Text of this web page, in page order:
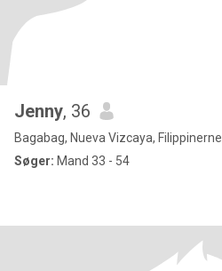
Jenny, 36
Bagabag, Nueva Vizcaya, Filippinerne
Søger: Mand 33 - 54